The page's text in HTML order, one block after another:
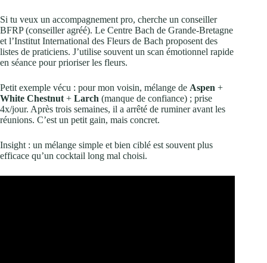
Si tu veux un accompagnement pro, cherche un conseiller
BFRP (conseiller agréé). Le Centre Bach de Grande-Bretagne
et l’Institut International des Fleurs de Bach proposent des
listes de praticiens. J’utilise souvent un scan émotionnel rapide
en séance pour prioriser les fleurs.
Petit exemple vécu : pour mon voisin, mélange de Aspen +
White Chestnut + Larch (manque de confiance) ; prise
4x/jour. Après trois semaines, il a arrêté de ruminer avant les
réunions. C’est un petit gain, mais concret.
Insight : un mélange simple et bien ciblé est souvent plus
efficace qu’un cocktail long mal choisi.